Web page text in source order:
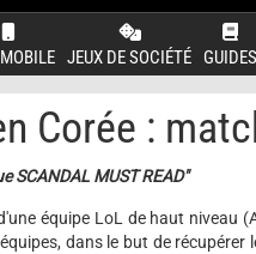
JEUX DE SOCIÉTÉ GUIDES
Corée :
SCANDAL MUST READ"
équipe LoL de haut niveau
dans le but de récupérer